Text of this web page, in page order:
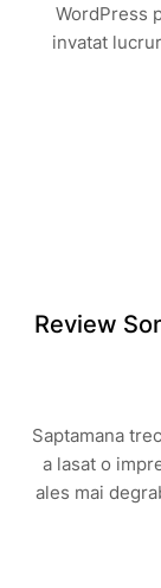
WordPress
invatat
Review
Saptamana
a lasat o
ales mai